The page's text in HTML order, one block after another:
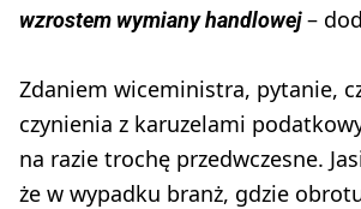
wzrostem wymiany handlowej–
Zdaniem wiceministra, pytanie,
czynienia z karuzelami
na razie trochę przedwczesne.
że w wypadku branż, gdzie